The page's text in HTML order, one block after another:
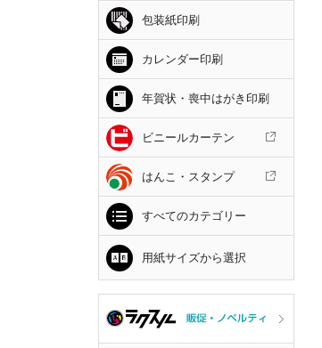
包装紙印刷
カレンダー印刷
年賀状・喪中はがき印刷
ビニールカーテン
はんこ・スタンプ
すべてのカテゴリー
用紙サイズから選択